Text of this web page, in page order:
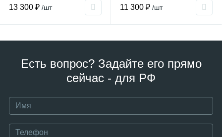
13 300 ₽ /шт 11 300 ₽ /шт
Есть вопрос? Задайте его прямо
сейчас - для РФ